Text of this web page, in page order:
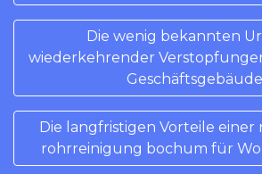
Die wenig bekannten
wiederkehrender
Die langfristigen Vorteile einer
rohrreinigung bochum für